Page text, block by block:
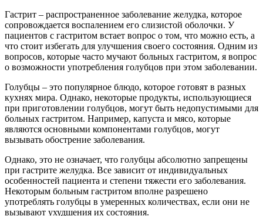
Гастрит – распространенное заболевание желудка, которое
сопровождается воспалением его слизистой оболочки. У
пациентов с гастритом встает вопрос о том, что можно есть, а
что стоит избегать для улучшения своего состояния. Одним из
вопросов, которые часто мучают больных гастритом, я вопрос
о возможности употребления голубцов при этом заболевании.
Голубцы – это популярное блюдо, которое готовят в разных
кухнях мира. Однако, некоторые продукты, использующиеся
при приготовлении голубцов, могут быть недопустимыми для
больных гастритом. Например, капуста и мясо, которые
являются основными компонентами голубцов, могут
вызывать обострение заболевания.
Однако, это не означает, что голубцы абсолютно запрещены
при гастрите желудка. Все зависит от индивидуальных
особенностей пациента и степени тяжести его заболевания.
Некоторым больным гастритом вполне разрешено
употреблять голубцы в умеренных количествах, если они не
вызывают ухудшения их состояния.